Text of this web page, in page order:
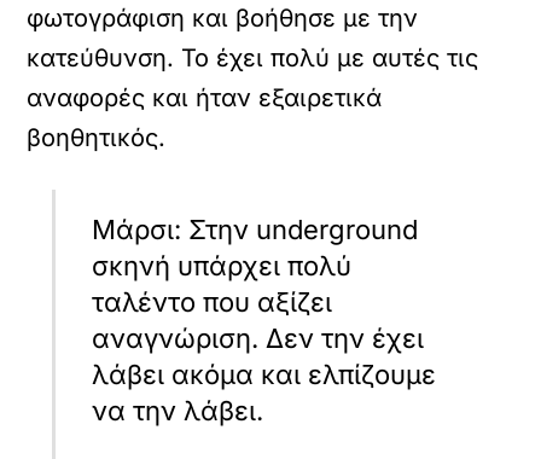
φωτογράφιση και βοήθησε με την
κατεύθυνση. Το έχει πολύ με αυτές τις
αναφορές και ήταν εξαιρετικά
βοηθητικός.
Μάρσι: Στην underground
σκηνή υπάρχει πολύ
ταλέντο που αξίζει
αναγνώριση. Δεν την έχει
λάβει ακόμα και ελπίζουμε
να την λάβει.